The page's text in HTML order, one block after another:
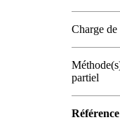
Charge
partiel